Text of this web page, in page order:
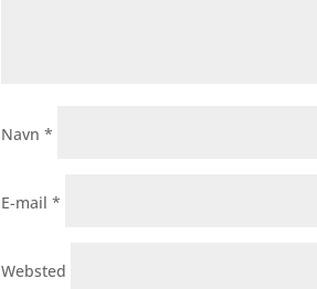
Navn *
E-mail *
Websted